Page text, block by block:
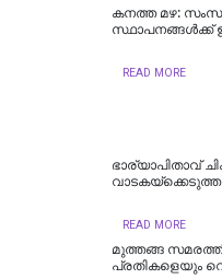
കനത്ത മഴ:
സ്ഥാപനങ്ങള്‍ക്ക്
READ MORE
ഭാര്യാപിതാവ്
വാടകയ്‌ക്കെടുത്ത
READ MORE
മുത്തങ്ങ
പ്രതികളെയും